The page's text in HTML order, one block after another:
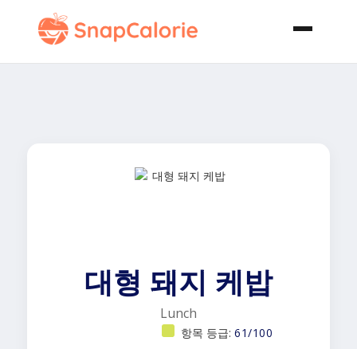
대형 돼지 케밥
Lunch
항목 등급: 61/100